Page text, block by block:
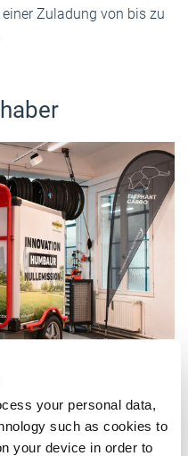
your personal data,
such as cookies to
your device in order to
Zuladung von bis zu
Etwa das Bring von Bayk aus
Humbaur. Der bietet Platz für eine